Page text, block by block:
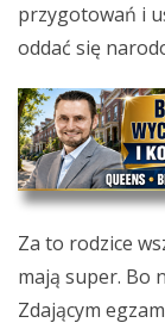
przygotowań i
oddać się
Za to rodzice
mają super. Bo
Zdającym